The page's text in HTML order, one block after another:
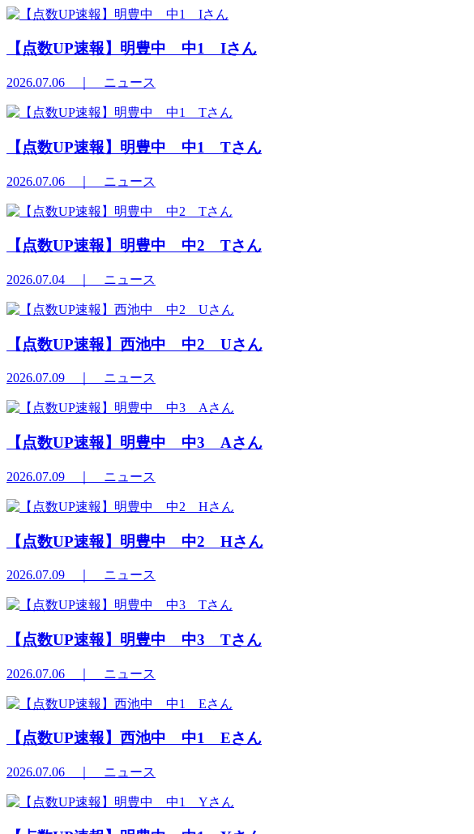
【点数UP速報】明豊中 中1 Iさん
2026.07.06 ｜ ニュース
【点数UP速報】明豊中 中1 Tさん
2026.07.06 ｜ ニュース
【点数UP速報】明豊中 中2 Tさん
2026.07.04 ｜ ニュース
【点数UP速報】西池中 中2 Uさん
2026.07.09 ｜ ニュース
【点数UP速報】明豊中 中3 Aさん
2026.07.09 ｜ ニュース
【点数UP速報】明豊中 中2 Hさん
2026.07.09 ｜ ニュース
【点数UP速報】明豊中 中3 Tさん
2026.07.06 ｜ ニュース
【点数UP速報】西池中 中1 Eさん
2026.07.06 ｜ ニュース